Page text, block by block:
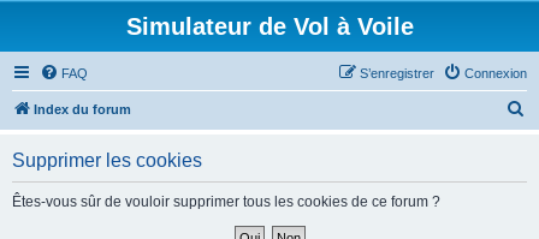
Simulateur de Vol à Voile
FAQ Connexion
S’enregistrer
Index du forum
Supprimer les cookies
Êtes-vous sûr de vouloir supprimer tous les cookies de ce forum ?